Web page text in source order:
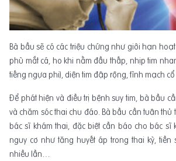
Bà bầu sẽ có các triệu chứng như giới hạn
phù mắt cá, ho khi nằm đầu thấp, nhịp tim
tiếng ngựa phi), diện tim đập rộng, tĩnh mạch
Để phát hiện và điều trị bệnh suy tim, bà bầu
và chăm sóc thai chu đáo. Bà bầu cần tuân
bác sĩ khám thai, đặc biệt cần báo cho bác sĩ
nguy cơ như tăng huyết áp trong thai kỳ, tiền
nhiều lần…